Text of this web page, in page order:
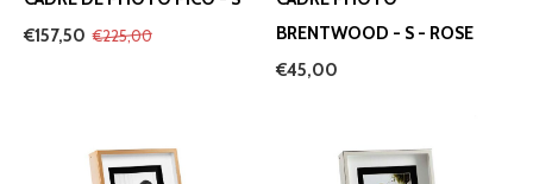
€157,50 €225,00
BRENTWOOD - S - ROSE
€45,00